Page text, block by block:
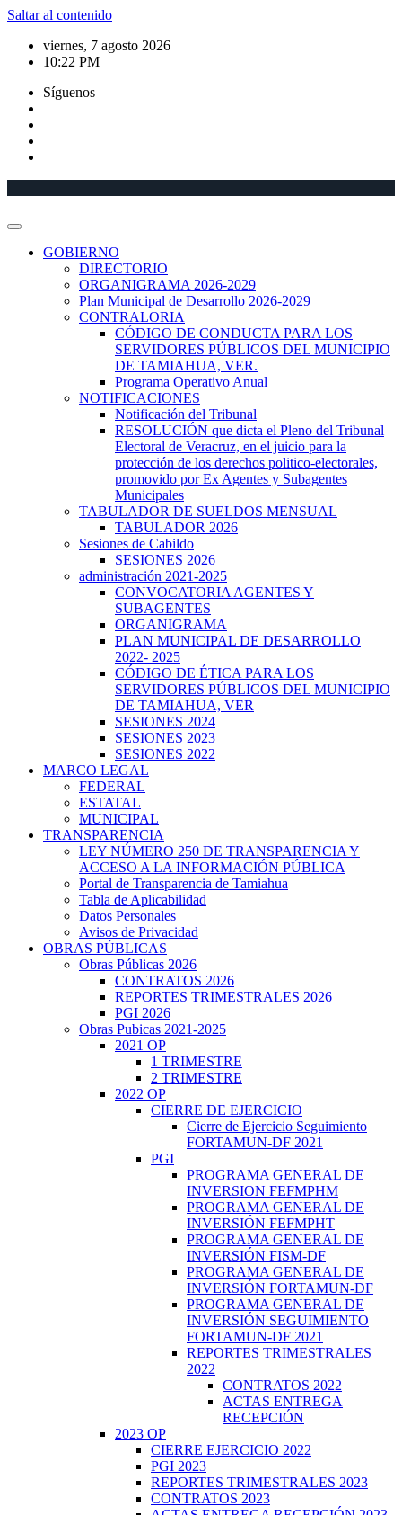
Saltar al contenido
viernes, 7 agosto 2026
10:22 PM
Síguenos
GOBIERNO
DIRECTORIO
ORGANIGRAMA 2026-2029
Plan Municipal de Desarrollo 2026-2029
CONTRALORIA
CÓDIGO DE CONDUCTA PARA LOS
SERVIDORES PÚBLICOS DEL MUNICIPIO
DE TAMIAHUA, VER.
Programa Operativo Anual
NOTIFICACIONES
Notificación del Tribunal
RESOLUCIÓN que dicta el Pleno del Tribunal
Electoral de Veracruz, en el juicio para la
protección de los derechos politico-electorales,
promovido por Ex Agentes y Subagentes
Municipales
TABULADOR DE SUELDOS MENSUAL
TABULADOR 2026
Sesiones de Cabildo
SESIONES 2026
administración 2021-2025
CONVOCATORIA AGENTES Y
SUBAGENTES
ORGANIGRAMA
PLAN MUNICIPAL DE DESARROLLO
2022- 2025
CÓDIGO DE ÉTICA PARA LOS
SERVIDORES PÚBLICOS DEL MUNICIPIO
DE TAMIAHUA, VER
SESIONES 2024
SESIONES 2023
SESIONES 2022
MARCO LEGAL
FEDERAL
ESTATAL
MUNICIPAL
TRANSPARENCIA
LEY NÚMERO 250 DE TRANSPARENCIA Y
ACCESO A LA INFORMACIÓN PÚBLICA
Portal de Transparencia de Tamiahua
Tabla de Aplicabilidad
Datos Personales
Avisos de Privacidad
OBRAS PÚBLICAS
Obras Públicas 2026
CONTRATOS 2026
REPORTES TRIMESTRALES 2026
PGI 2026
Obras Pubicas 2021-2025
2021 OP
1 TRIMESTRE
2 TRIMESTRE
2022 OP
CIERRE DE EJERCICIO
Cierre de Ejercicio Seguimiento
FORTAMUN-DF 2021
PGI
PROGRAMA GENERAL DE
INVERSION FEFMPHM
PROGRAMA GENERAL DE
INVERSIÓN FEFMPHT
PROGRAMA GENERAL DE
INVERSIÓN FISM-DF
PROGRAMA GENERAL DE
INVERSIÓN FORTAMUN-DF
PROGRAMA GENERAL DE
INVERSIÓN SEGUIMIENTO
FORTAMUN-DF 2021
REPORTES TRIMESTRALES
2022
CONTRATOS 2022
ACTAS ENTREGA
RECEPCIÓN
2023 OP
CIERRE EJERCICIO 2022
PGI 2023
REPORTES TRIMESTRALES 2023
CONTRATOS 2023